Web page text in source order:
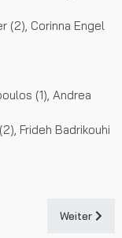
(2), Corinna Engel
(1), Andrea
Frideh Badrikouhi
Nächster
Weiter